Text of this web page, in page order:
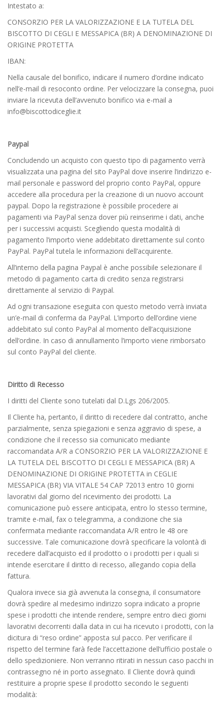
Intestato a:
CONSORZIO PER LA VALORIZZAZIONE E LA TUTELA DEL
BISCOTTO DI CEGLI E MESSAPICA (BR) A DENOMINAZIONE DI
ORIGINE PROTETTA
IBAN:
Nella causale del bonifico, indicare il numero d’ordine indicato
nell’e-mail di resoconto ordine. Per velocizzare la consegna, puoi
inviare la ricevuta dell’avvenuto bonifico via e-mail a
info@biscottodiceglie.it
Paypal
Concludendo un acquisto con questo tipo di pagamento verrà
visualizzata una pagina del sito PayPal dove inserire l’indirizzo e-
mail personale e password del proprio conto PayPal, oppure
accedere alla procedura per la creazione di un nuovo account
paypal. Dopo la registrazione è possibile procedere ai
pagamenti via PayPal senza dover più reinserirne i dati, anche
per i successivi acquisti. Scegliendo questa modalità di
pagamento l’importo viene addebitato direttamente sul conto
PayPal. PayPal tutela le informazioni dell’acquirente.
All’interno della pagina Paypal è anche possibile selezionare il
metodo di pagamento carta di credito senza registrarsi
direttamente al servizio di Paypal.
Ad ogni transazione eseguita con questo metodo verrà inviata
un’e-mail di conferma da PayPal. L’importo dell’ordine viene
addebitato sul conto PayPal al momento dell’acquisizione
dell’ordine. In caso di annullamento l’importo viene rimborsato
sul conto PayPal del cliente.
Diritto di Recesso
I diritti del Cliente sono tutelati dal D.Lgs 206/2005.
Il Cliente ha, pertanto, il diritto di recedere dal contratto, anche
parzialmente, senza spiegazioni e senza aggravio di spese, a
condizione che il recesso sia comunicato mediante
raccomandata A/R a CONSORZIO PER LA VALORIZZAZIONE E
LA TUTELA DEL BISCOTTO DI CEGLI E MESSAPICA (BR) A
DENOMINAZIONE DI ORIGINE PROTETTA in CEGLIE
MESSAPICA (BR) VIA VITALE 54 CAP 72013 entro 10 giorni
lavorativi dal giorno del ricevimento dei prodotti. La
comunicazione può essere anticipata, entro lo stesso termine,
tramite e-mail, fax o telegramma, a condizione che sia
confermata mediante raccomandata A/R entro le 48 ore
successive. Tale comunicazione dovrà specificare la volontà di
recedere dall’acquisto ed il prodotto o i prodotti per i quali si
intende esercitare il diritto di recesso, allegando copia della
fattura.
Qualora invece sia già avvenuta la consegna, il consumatore
dovrà spedire al medesimo indirizzo sopra indicato a proprie
spese i prodotti che intende rendere, sempre entro dieci giorni
lavorativi decorrenti dalla data in cui ha ricevuto i prodotti, con la
dicitura di “reso ordine” apposta sul pacco. Per verificare il
rispetto del termine farà fede l’accettazione dell’ufficio postale o
dello spedizioniere. Non verranno ritirati in nessun caso pacchi in
contrassegno né in porto assegnato. Il Cliente dovrà quindi
restituire a proprie spese il prodotto secondo le seguenti
modalità: